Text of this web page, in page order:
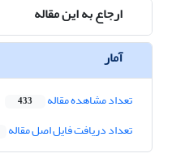
ارجاع به این مقاله
آمار
تعداد مشاهده مقاله 433
تعداد دریافت فایل اصل مقاله